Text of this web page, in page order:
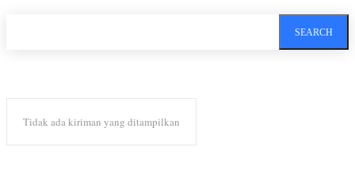
SEARCH
Tidak ada kiriman yang ditampilkan